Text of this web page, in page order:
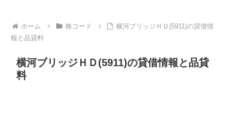
ホーム 株コード
横河ブリッジＨＤ(5911)の貸借情
報と品貸料
横河ブリッジＨＤ(5911)の貸借情報と品貸
料